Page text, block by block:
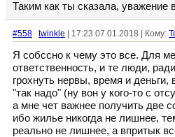
Таким как ты сказала, уважение
#558 twinkle | 17:23 07.01.2018 | Кому:
Я собссно к чему это все. Для
ответственность, и те люди,
грохнуть нервы, время и деньги,
"так надо" (ну вон у кого-то с
а мне чет важнее получить две
ибо жилье никогда не лишнее,
реально не лишнее, а впритык